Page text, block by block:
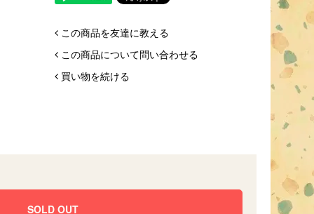
この商品を友達に教える
この商品について問い合わせる
買い物を続ける